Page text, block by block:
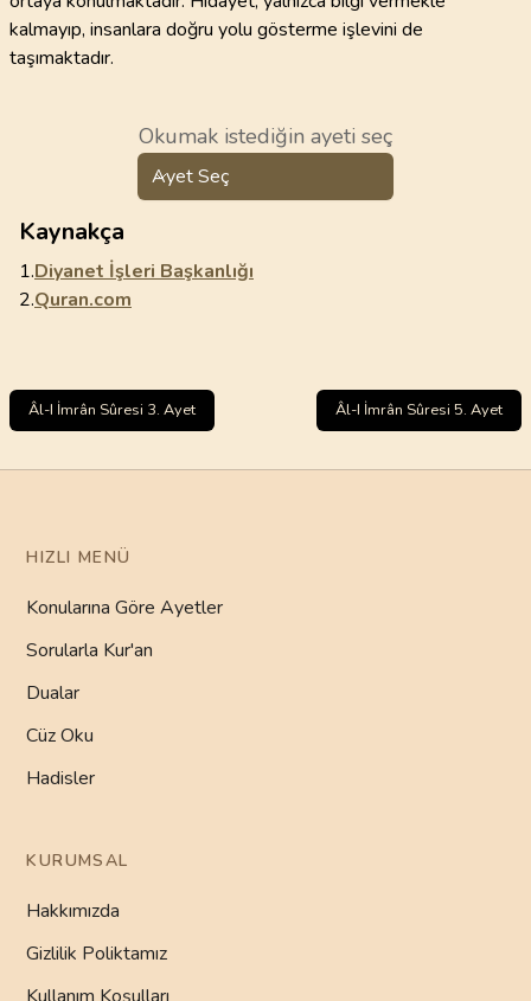
kalmayıp, insanlara doğru yolu gösterme işlevini de
taşımaktadır.
Okumak istediğin ayeti seç
Ayet Seç
Kaynakça
1.Diyanet İşleri Başkanlığı
2.Quran.com
Âl-I İmrân Sûresi 3. Ayet Âl-I İmrân Sûresi 5. Ayet
HIZLI MENÜ
Konularına Göre Ayetler
Sorularla Kur'an
Dualar
Cüz Oku
Hadisler
KURUMSAL
Hakkımızda
Gizlilik Poliktamız